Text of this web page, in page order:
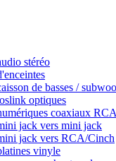
stéréo
de basses /
optiques
coaxiaux
jack vers mini jack
jack vers RCA/Cinch
vinyle